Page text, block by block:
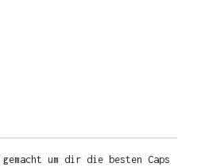
um dir die besten Caps